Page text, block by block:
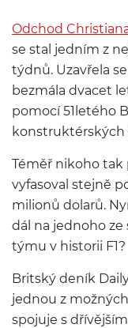
Odchod
se stal jedním z
týdnů. Uzavřela
bezmála dvacet
pomocí 51letého
Téměř nikoho tak
vyfasoval stejně
milionů dolarů.
dál na jednoho
týmu v historii F1?
Britský deník Daily
jednou z
spojuje s